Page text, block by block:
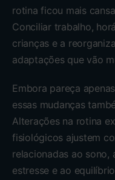
rotina ficou mais
Conciliar trabalho,
crianças e a
adaptações que vão
Embora pareça
essas mudanças
Alterações na rotina
fisiológicos ajustem
relacionadas ao sono,
estresse e ao